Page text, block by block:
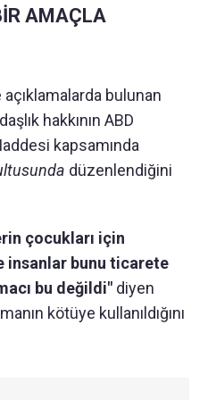
AMAÇLA
bulunan
hakkının ABD
kapsamında
düzenlendiğini
çocukları için
insanlar bunu ticarete
bu değildi" diyen
kötüye kullanıldığını